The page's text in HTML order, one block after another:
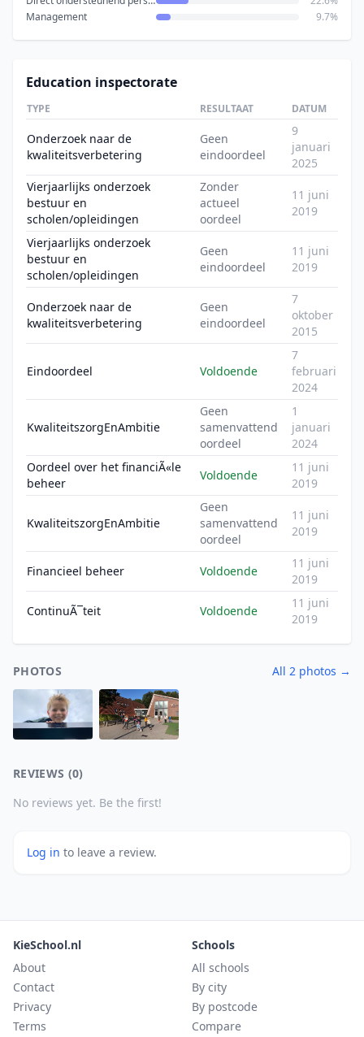
Management
9.7%
Education inspectorate
TYPE RESULTAAT DATUM
Onderzoek naar de
kwaliteitsverbetering
Geen
eindoordeel
9
januari
2025
Vierjaarlijks onderzoek
bestuur en
scholen/opleidingen
Zonder
actueel
oordeel
11 juni
2019
Vierjaarlijks onderzoek
bestuur en
scholen/opleidingen
Geen
eindoordeel
11 juni
2019
Onderzoek naar de
kwaliteitsverbetering
Geen
eindoordeel
7
oktober
2015
Eindoordeel Voldoende
7
februari
2024
KwaliteitszorgEnAmbitie
Geen
samenvattend
oordeel
1
januari
2024
Oordeel over het financiÃ«le
beheer
Voldoende
11 juni
2019
KwaliteitszorgEnAmbitie
Geen
samenvattend
oordeel
11 juni
2019
Financieel beheer Voldoende
11 juni
2019
ContinuÃ¯teit Voldoende
11 juni
2019
PHOTOS All 2 photos →
REVIEWS (0)
No reviews yet. Be the first!
Log in to leave a review.
KieSchool.nl
About
Contact
Privacy
Terms
Schools
All schools
By city
By postcode
Compare